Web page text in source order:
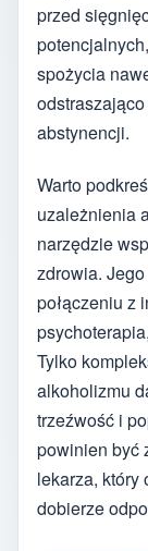
przed
spożycia
abstynencji.
Warto
uzależnienia
narzędzie
zdrowia.
połączeniu z
Tylko
alkoholizmu
trzeźwość i
powinien być
lekarza, który
dobierze